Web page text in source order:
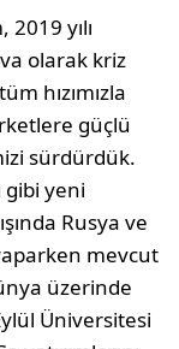
2019 yılı
olarak kriz
hızımızla
güçlü
sürdürdük.
gibi yeni
Rusya ve
mevcut
üzerinde
Üniversitesi